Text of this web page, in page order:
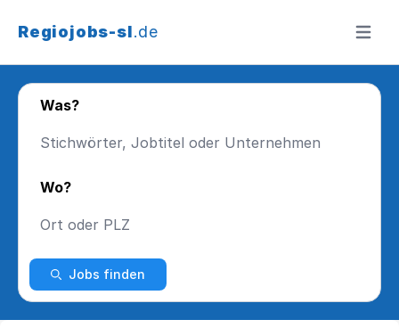
Regiojobs-sl.de Menü
Was?
Wo?
Jobs finden